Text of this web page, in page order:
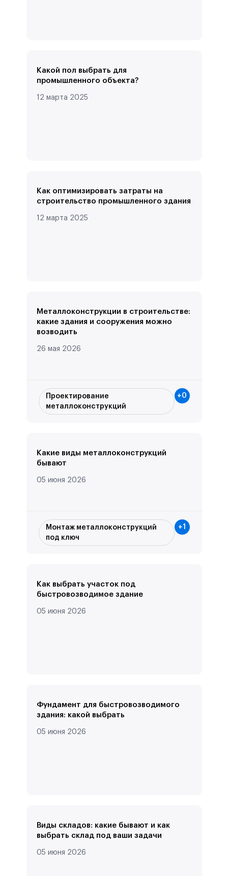
Какой пол выбрать для
промышленного объекта?
12 марта 2025
Как оптимизировать затраты на
строительство промышленного здания
12 марта 2025
Металлоконструкции в строительстве:
какие здания и сооружения можно
возводить
26 мая 2026
Проектирование
металлоконструкций
+0
Какие виды металлоконструкций
бывают
05 июня 2026
Монтаж металлоконструкций
под ключ
+1
Как выбрать участок под
быстровозводимое здание
05 июня 2026
Фундамент для быстровозводимого
здания: какой выбрать
05 июня 2026
Виды складов: какие бывают и как
выбрать склад под ваши задачи
05 июня 2026